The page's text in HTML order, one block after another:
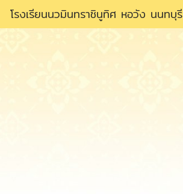
โรงเรียนนวมินทราชินูทิศ หอวัง นนทบุรี